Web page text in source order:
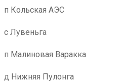
п Кольская АЭС
с Лувеньга
п Малиновая Варакка
д Нижняя Пулонга